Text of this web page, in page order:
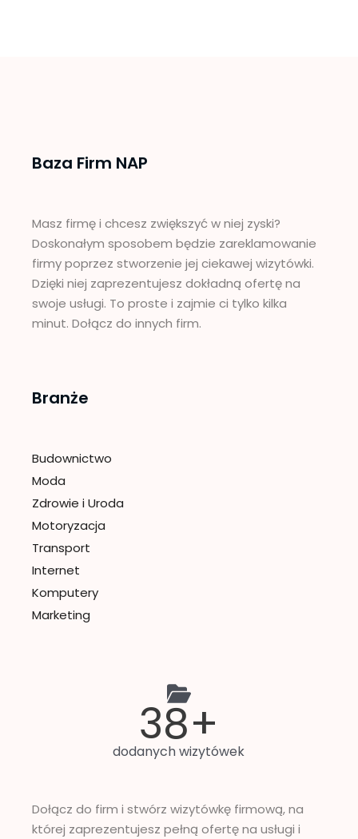
Baza Firm NAP
Masz firmę i chcesz zwiększyć w niej zyski?
Doskonałym sposobem będzie zareklamowanie
firmy poprzez stworzenie jej ciekawej wizytówki.
Dzięki niej zaprezentujesz dokładną ofertę na
swoje usługi. To proste i zajmie ci tylko kilka
minut. Dołącz do innych firm.
Branże
Budownictwo
Moda
Zdrowie i Uroda
Motoryzacja
Transport
Internet
Komputery
Marketing
45+
dodanych wizytówek
Dołącz do firm i stwórz wizytówkę firmową, na
której zaprezentujesz pełną ofertę na usługi i